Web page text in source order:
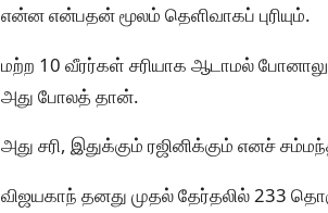
என்ன என்பதன் மூலம் தெளிவாகப் புரியும்.
மற்ற 10 வீரர்கள் சரியாக ஆடாமல்
அது போலத் தான்.
அது சரி, இதுக்கும் ரஜினிக்கும் எனச்
விஜயகாந் தனது முதல் தேர்தலில் 233